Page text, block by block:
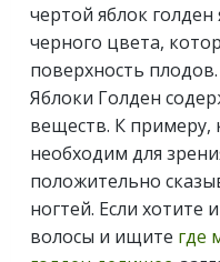
чертой яблок
черного цвета,
поверхность плодов.
Яблоки Голден
веществ. К примеру,
необходим для
положительно
ногтей. Если хотите
волосы и ищите где